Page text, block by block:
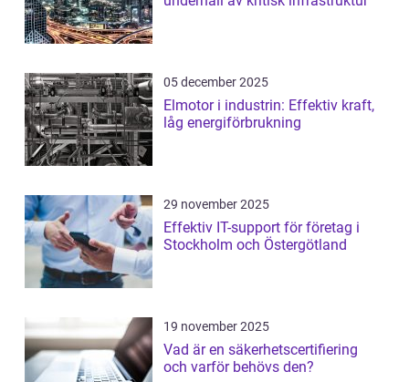
05 december 2025
Elmotor i industrin: Effektiv kraft,
låg energiförbrukning
29 november 2025
Effektiv IT-support för företag i
Stockholm och Östergötland
19 november 2025
Vad är en säkerhetscertifiering
och varför behövs den?